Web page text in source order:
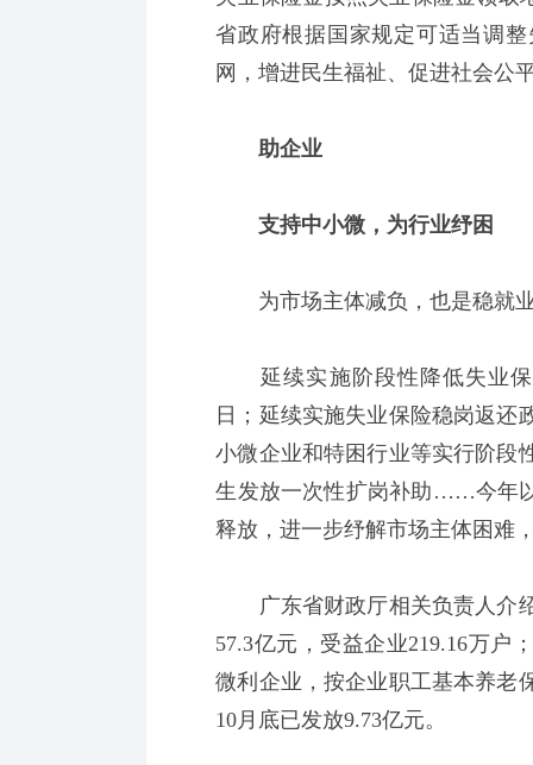
省政府根据国家规定可适当调
网，增进民生福祉、促进社会公
助企业
支持中小微，为行业纾困
为市场主体减负，也是稳就业
延续实施阶段性降低失业保
日；延续实施失业保险稳岗返还
小微企业和特困行业等实行阶段
生发放一次性扩岗补助……今年
释放，进一步纾解市场主体困难
广东省财政厅相关负责人介绍
57.3亿元，受益企业219.16万户
微利企业，按企业职工基本养老
10月底已发放9.73亿元。